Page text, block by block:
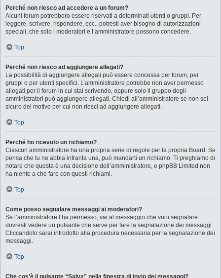
Perché non riesco ad accedere a un forum?
Alcuni forum potrebbero essere riservati a determinati utenti o gruppi. Per
leggere, scrivere, rispondere, ecc., potresti aver bisogno di autorizzazioni
speciali, che solo i moderatori e l’amministratore possono concedere.
Top
Perché non riesco ad aggiungere allegati?
La possibilità di aggiungere allegati può essere concessa per forum, per
gruppi o per utenti specifici. L’amministratore potrebbe non aver permesso
allegati per il forum in cui stai scrivendo, oppure solo il gruppo degli
amministratori può aggiungere allegati. Chiedi all’amministratore se non sei
sicuro del motivo per cui non riesci ad aggiungere allegati.
Top
Perché ho ricevuto un richiamo?
Ciascun amministratore ha una propria serie di regole per la propria Board. Se
pensa che tu ne abbia infranta una, può mandarti un richiamo. Ti preghiamo di
notare che questa è una decisione dell’amministratore, e phpBB Limited non
ha niente a che fare con questi richiami.
Top
Come posso segnalare messaggi ai moderatori?
Se l’amministratore l’ha permesso, vai al messaggio che vuoi segnalare:
dovresti vedere un pulsante che serve per fare la segnalazione dei messaggi.
Cliccandolo sarai introdotto alla procedura necessaria per la segnalazione dei
messaggi.
Top
Che cos’è il pulsante “Salva” nella finestra di invio dei messaggi?